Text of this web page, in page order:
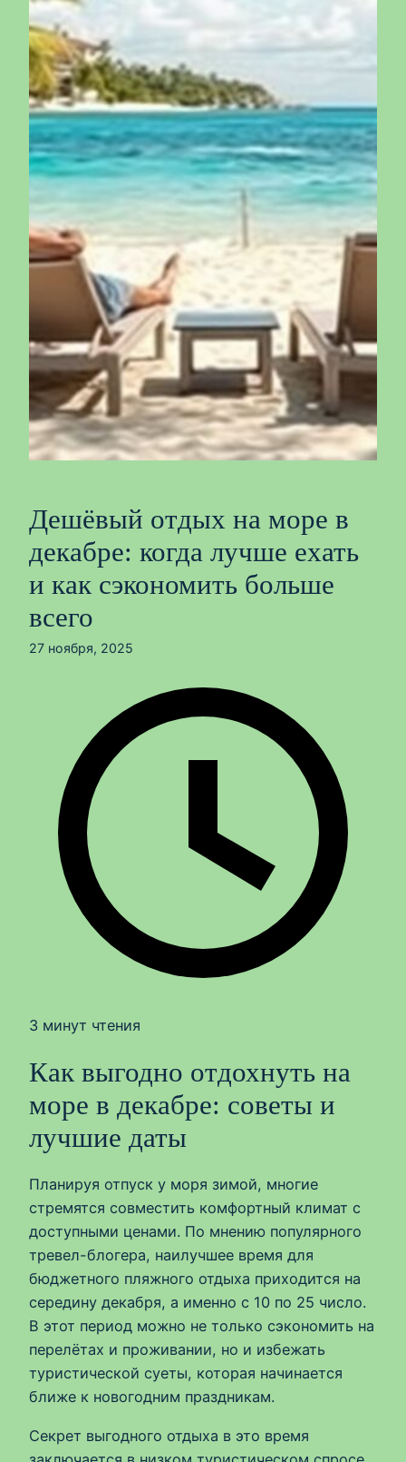
Дешёвый отдых на море в
декабре: когда лучше ехать
и как сэкономить больше
всего
27 ноября, 2025
3 минут чтения
Как выгодно отдохнуть на
море в декабре: советы и
лучшие даты
Планируя отпуск у моря зимой, многие
стремятся совместить комфортный климат с
доступными ценами. По мнению популярного
тревел-блогера, наилучшее время для
бюджетного пляжного отдыха приходится на
середину декабря, а именно с 10 по 25 число.
В этот период можно не только сэкономить на
перелётах и проживании, но и избежать
туристической суеты, которая начинается
ближе к новогодним праздникам.
Секрет выгодного отдыха в это время